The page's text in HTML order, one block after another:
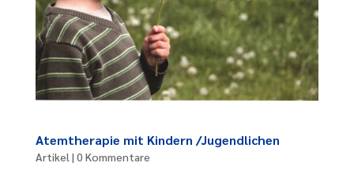
Atemtherapie mit Kindern /Jugendlichen
Artikel | 0 Kommentare